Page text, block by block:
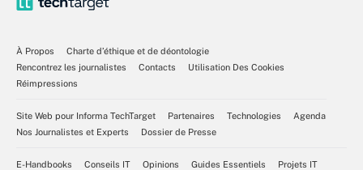
À Propos
Charte d’éthique et de déontologie
Rencontrez les journalistes
Contacts
Utilisation Des Cookies
Réimpressions
Site Web pour Informa TechTarget Partenaires Technologies
Agenda
Nos Journalistes et Experts
Dossier de Presse
E-Handbooks Conseils IT Opinions Guides Essentiels Projets IT